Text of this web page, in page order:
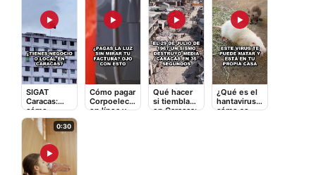
▶
SIGAT
Caracas:
cómo
registrarte y
pagar
impuestos
en línea
▶
Cómo pagar
Corpoelec
en línea y
▶
Qué hacer
si tiembla
en Caracas:
▶
¿Qué es el
hantavirus y
cómo se
▶
0:30